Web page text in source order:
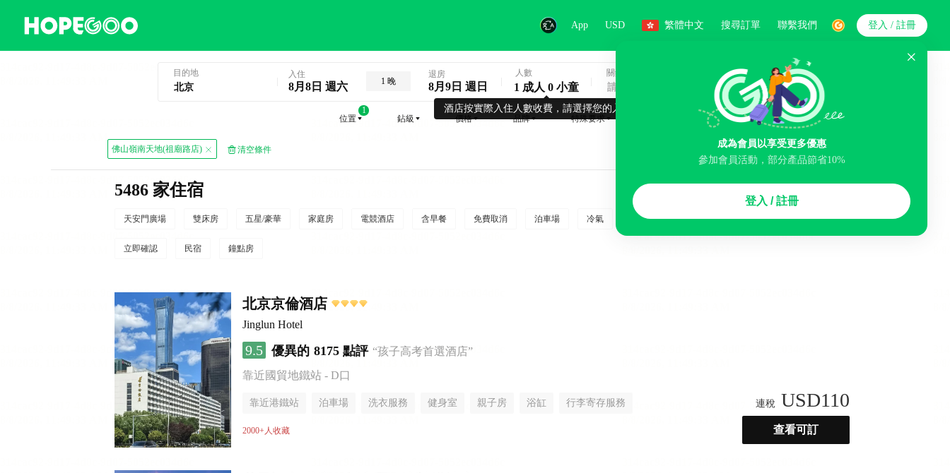
App USD 繁體中文 搜尋訂單 聯繫我們
成為會員以享受更多優惠
參加會員活動，部分產品節省10%
登入 / 註冊
登入 / 註冊
目的地 入住
8月8日 週六 1 晚
退房
8月9日 週日
酒店按實際入住人數收費，請選擇您的入住人數
人數
1 成人 0 小童
關鍵字
搜索
位置
1
鉆級
價格 品牌 特殊要求
佛山嶺南天地(祖廟路店) 清空條件
5486 家住宿
天安門廣場 雙床房 五星/豪華 家庭房 電競酒店 含早餐 免費取消 泊車場 冷氣 浴缸 洗衣服務 機場接駁服務
立即確認 民宿 鐘點房
北京京倫酒店
Jinglun Hotel
9.5 優異的 8175 點評 “孩子高考首選酒店”
靠近國貿地鐵站 - D口
靠近港鐵站 泊車場 洗衣服務 健身室 親子房 浴缸 行李寄存服務
無煙樓層
2000+人收藏
連稅 USD110
查看可訂